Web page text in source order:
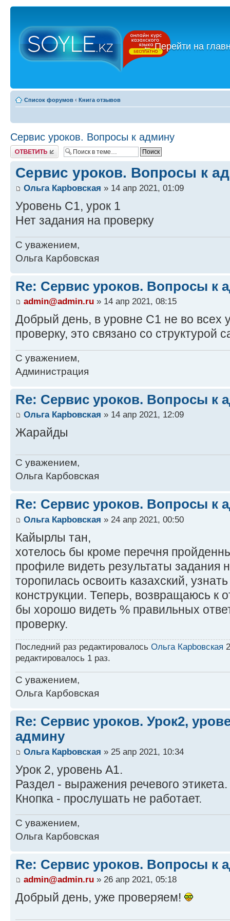
←Перейти на
Список форумов ‹ Книга отзывов
Сервис уроков. Вопросы к админу
Ответить
Сервис уроков. Вопросы к
Ольга Карbовская » 14 апр 2021, 01:09
Уровень С1, урок 1
Нет задания на проверку
С уважением,
Ольга Карбовская
Re: Сервис уроков. Вопросы к
admin@admin.ru » 14 апр 2021, 08:15
Добрый день, в уровне С1 не во всех
проверку, это связано со структурой
С уважением,
Администрация
Re: Сервис уроков. Вопросы к
Ольга Карbовская » 14 апр 2021, 12:09
Жарайды
С уважением,
Ольга Карбовская
Re: Сервис уроков. Вопросы к
Ольга Карbовская » 24 апр 2021, 00:50
Кайырлы тан,
хотелось бы кроме перечня
профиле видеть результаты задания
торопилась освоить казахский,
конструкции. Теперь, возвращаюсь к
бы хорошо видеть % правильных
проверку.
Последний раз редактировалось Ольга Карbовская
редактировалось 1 раз.
С уважением,
Ольга Карбовская
Re: Сервис уроков. Урок2,
админу
Ольга Карbовская » 25 апр 2021, 10:34
Урок 2, уровень А1.
Раздел - выражения речевого этикета.
Кнопка - прослушать не работает.
С уважением,
Ольга Карбовская
Re: Сервис уроков. Вопросы к
admin@admin.ru » 26 апр 2021, 05:18
Добрый день, уже проверяем!